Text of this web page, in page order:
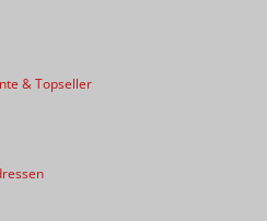
& Topseller